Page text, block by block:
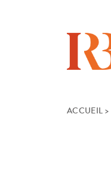
ACCUEIL >